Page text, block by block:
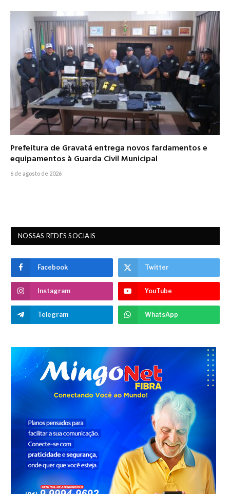
Prefeitura de Gravatá entrega novos fardamentos e
equipamentos à Guarda Civil Municipal
6 de agosto de 2026
NOSSAS REDES SOCIAIS
Facebook Twitter
Instagram YouTube
Telegram WhatsApp